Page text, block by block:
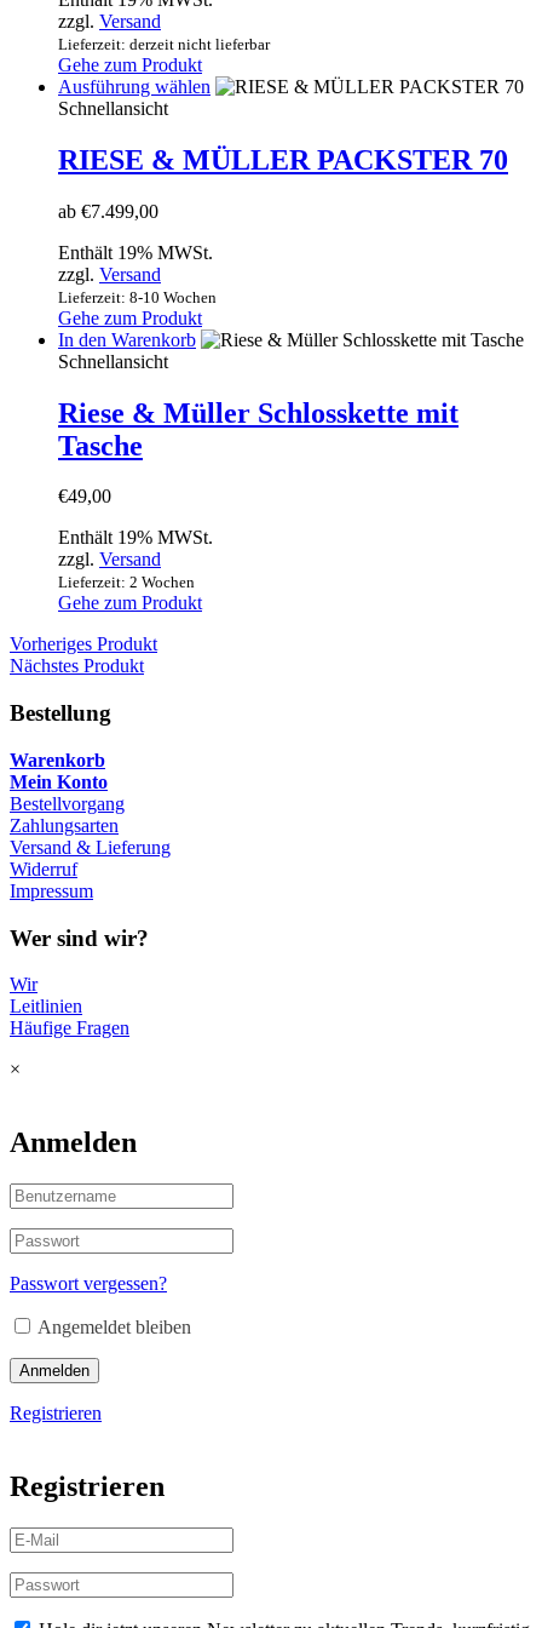
zzgl. Versand
Lieferzeit: derzeit nicht lieferbar
Gehe zum Produkt
Ausführung wählen Dieses
mehrere
Varianten
der
Produktseite
gewählt
Schnellansicht
RIESE & MÜLLER PACKSTER 70
ab €7.499,00
Enthält 19% MWSt.
zzgl. Versand
Lieferzeit: 8-10 Wochen
Gehe zum Produkt
In den Warenkorb
Schnellansicht
Riese & Müller Schlosskette mit
Tasche
€49,00
Enthält 19% MWSt.
zzgl. Versand
Lieferzeit: 2 Wochen
Gehe zum Produkt
Vorheriges Produkt
Nächstes Produkt
Bestellung
Warenkorb
Mein Konto
Bestellvorgang
Zahlungsarten
Versand & Lieferung
Widerruf
Impressum
Wer sind wir?
Wir
Leitlinien
Häufige Fragen
×
Anmelden
Passwort vergessen?
Angemeldet bleiben
Anmelden
Registrieren
Registrieren